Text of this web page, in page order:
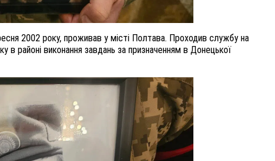
2002 року, проживав у місті Полтава. Проходив службу на
в районі виконання завдань за призначенням в Донецької